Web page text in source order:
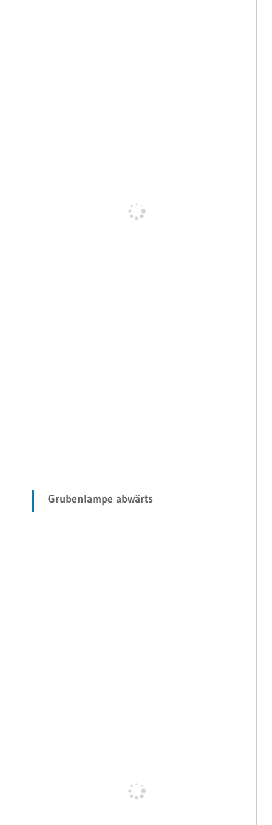
Grubenlampe abwärts